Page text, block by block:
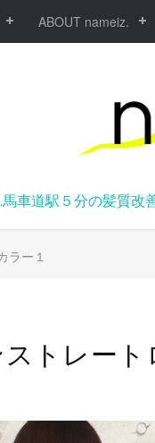
ABOUT nameiz.
車道駅５分の髪質改
ラー１
トレー